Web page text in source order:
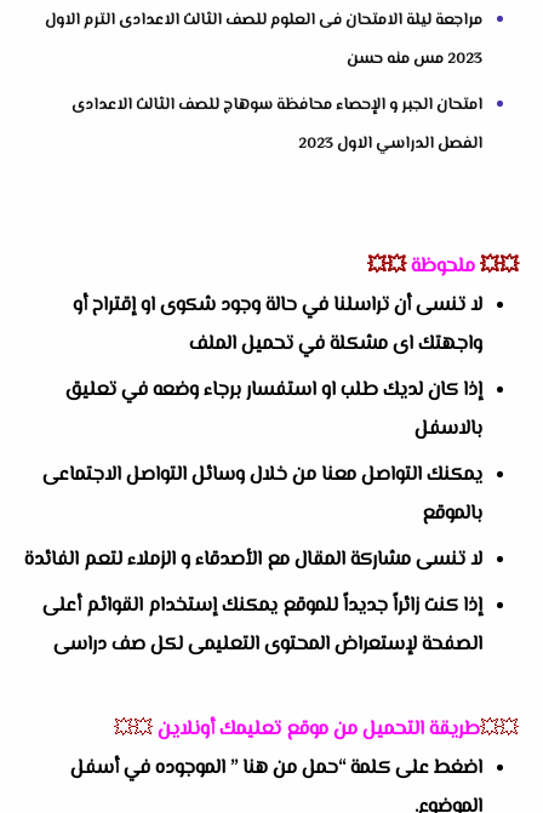
مراجعة ليلة الامتحان فى العلوم للصف الثالث الاعدادى الترم الاول
2023 مس منه حسن
امتحان الجبر و الإحصاء محافظة سوهاج للصف الثالث الاعدادى
الفصل الدراسي الاول 2023
💥💥ملحوظة💥💥
لا تنسى أن تراسلنا في حالة وجود شكوى او إقتراح أو
واجهتك اى مشكلة في تحميل الملف
إذا كان لديك طلب او استفسار برجاء وضعه في تعليق
بالاسفل
يمكنك التواصل معنا من خلال وسائل التواصل الاجتماعى
بالموقع
لا تنسى مشاركة المقال مع الأصدقاء و الزملاء لتعم الفائدة
إذا كنت زائراً جديداً للموقع يمكنك إستخدام القوائم أعلى
الصفحة لإستعراض المحتوى التعليمى لكل صف دراسى
💥💥طريقة التحميل من موقع تعليمك أونلاين💥💥
اضغط على كلمة “حمل من هنا ” الموجوده في أسفل